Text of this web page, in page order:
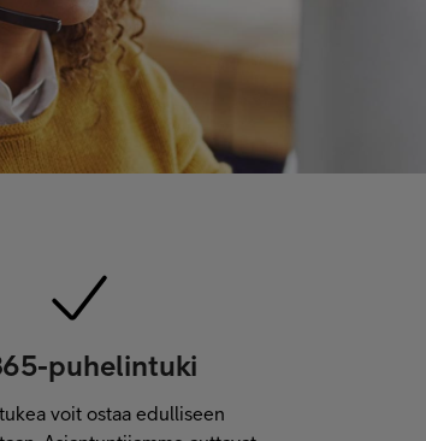
puhelintuki
voit ostaa edulliseen